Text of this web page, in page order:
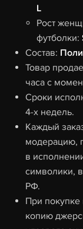
L
Рост
футболки:
Состав:
Товар
часа с
Сроки
4-х недель.
Каждый
модерацию,
в
символики,
РФ.
При
копию